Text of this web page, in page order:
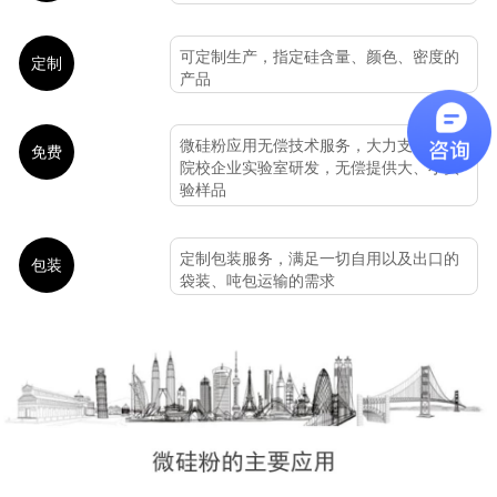
定制
可定制生产，指定硅含量、颜色、密度的
产品
免费
微硅粉应用无偿技术服务，大力支持各大
院校企业实验室研发，无偿提供大、小实
验样品
包装
定制包装服务，满足一切自用以及出口的
袋装、吨包运输的需求